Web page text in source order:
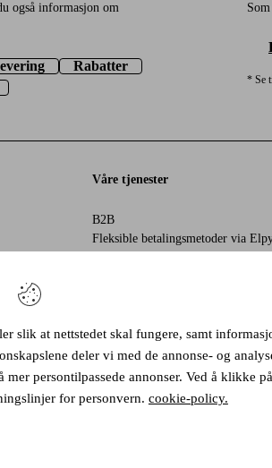
slik at nettstedet skal fungere, samt
deler vi med de annonse- og
persontilpassede annonser. Ved å klikke
for personvern. cookie-policy.
* Se
også informasjon om
Rabatter
Våre tjenester
B2B
Fleksible betalingsmetoder via